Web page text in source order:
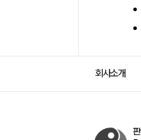
회사소개